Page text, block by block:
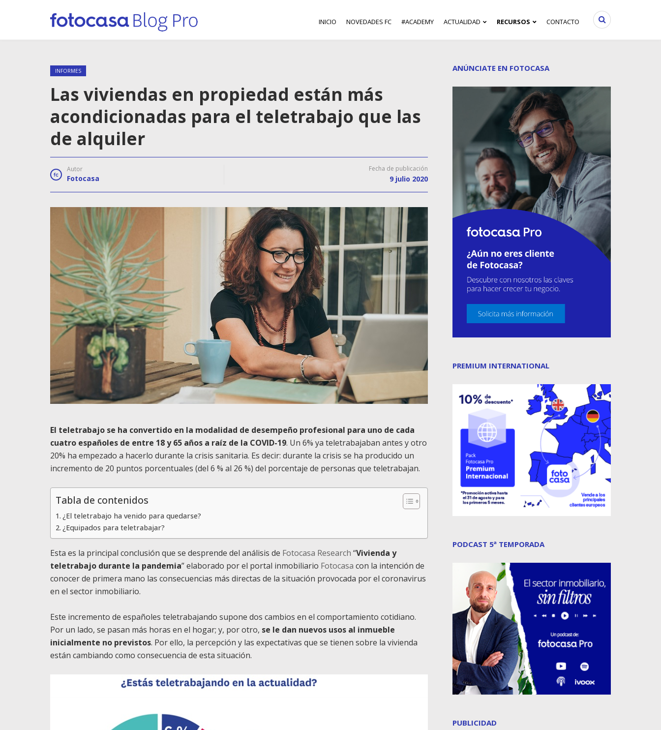
INICIO NOVEDADES FC #ACADEMY ACTUALIDAD RECURSOS CONTACTO
INFORMES
Las viviendas en propiedad están más
acondicionadas para el teletrabajo que las
de alquiler
Autor
Fotocasa
Fecha de publicación
9 julio 2020
El teletrabajo se ha convertido en la modalidad de desempeño profesional para uno de cada
cuatro españoles de entre 18 y 65 años a raíz de la COVID-19. Un 6% ya teletrabajaban antes y otro
20% ha empezado a hacerlo durante la crisis sanitaria. Es decir: durante la crisis se ha producido un
incremento de 20 puntos porcentuales (del 6 % al 26 %) del porcentaje de personas que teletrabajan.
Tabla de contenidos
¿El teletrabajo ha venido para quedarse?
¿Equipados para teletrabajar?
Esta es la principal conclusión que se desprende del análisis de Fotocasa Research “Vivienda y
teletrabajo durante la pandemia” elaborado por el portal inmobiliario Fotocasa con la intención de
conocer de primera mano las consecuencias más directas de la situación provocada por el coronavirus
en el sector inmobiliario.
Este incremento de españoles teletrabajando supone dos cambios en el comportamiento cotidiano.
Por un lado, se pasan más horas en el hogar; y, por otro, se le dan nuevos usos al inmueble
inicialmente no previstos. Por ello, la percepción y las expectativas que se tienen sobre la vivienda
están cambiando como consecuencia de esta situación.
ANÚNCIATE EN FOTOCASA
PREMIUM INTERNATIONAL
PODCAST 5ª TEMPORADA
PUBLICIDAD